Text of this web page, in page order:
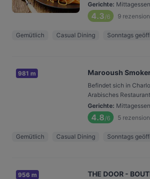
Gerichte:
4.3/6 9
Gemütlich Casual Dining Sonntags
981 m Marooush
Befindet sich in
Arabisches Restaurant
Gerichte:
4.8/6 5
Gemütlich Casual Dining Sonntags
956 m THE DOOR -